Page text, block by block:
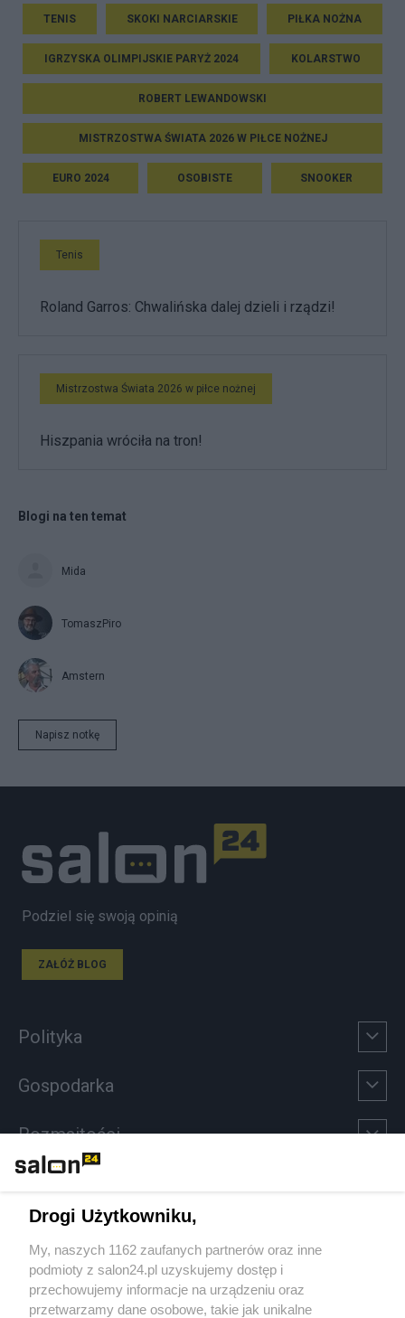
TENIS SKOKI NARCIARSKIE PIŁKA NOŻNA
IGRZYSKA OLIMPIJSKIE PARYŻ 2024 KOLARSTWO
ROBERT LEWANDOWSKI
MISTRZOSTWA ŚWIATA 2026 W PIŁCE NOŻNEJ
EURO 2024 OSOBISTE SNOOKER
Tenis
Roland Garros: Chwalińska dalej dzieli i rządzi!
Mistrzostwa Świata 2026 w piłce nożnej
Hiszpania wróciła na tron!
Blogi na ten temat
Mida
TomaszPiro
Amstern
Napisz notkę
Podziel się swoją opinią
ZAŁÓŻ BLOG
Polityka
Gospodarka
Rozmaitości
Sport
Społeczeństwo
Drogi Użytkowniku,
My, naszych 1162 zaufanych partnerów oraz inne
podmioty z salon24.pl uzyskujemy dostęp i
przechowujemy informacje na urządzeniu oraz
przetwarzamy dane osobowe, takie jak unikalne